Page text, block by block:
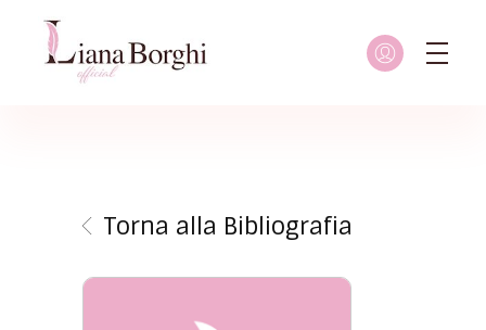
Torna alla Bibliografia